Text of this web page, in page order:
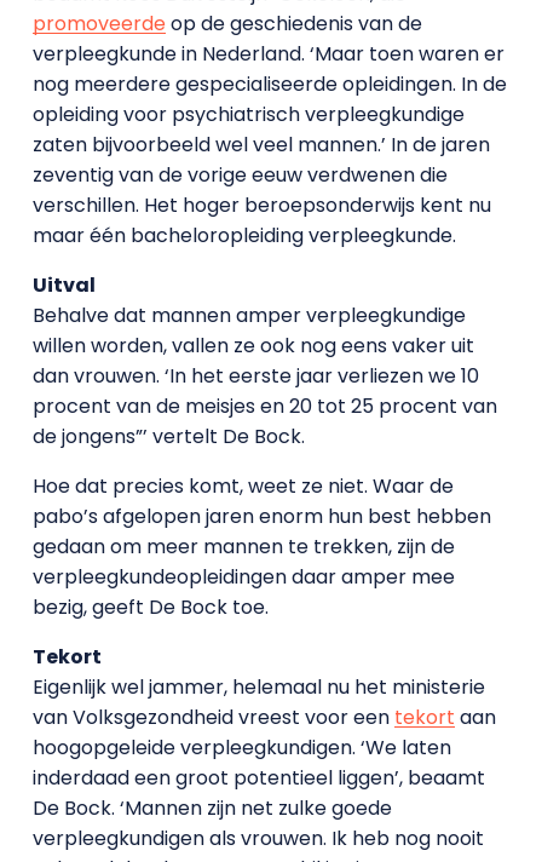
promoveerdeop de geschiedenis van de
verpleegkunde in Nederland. ‘Maar toen waren er
nog meerdere gespecialiseerde opleidingen. In de
opleiding voor psychiatrisch verpleegkundige
zaten bijvoorbeeld wel veel mannen.’ In de jaren
zeventig van de vorige eeuw verdwenen die
verschillen. Het hoger beroepsonderwijs kent nu
maar één bacheloropleiding verpleegkunde.
Uitval
Behalve dat mannen amper verpleegkundige
willen worden, vallen ze ook nog eens vaker uit
dan vrouwen. ‘In het eerste jaar verliezen we 10
procent van de meisjes en 20 tot 25 procent van
de jongens”’ vertelt De Bock.
Hoe dat precies komt, weet ze niet. Waar de
pabo’s afgelopen jaren enorm hun best hebben
gedaan om meer mannen te trekken, zijn de
verpleegkundeopleidingen daar amper mee
bezig, geeft De Bock toe.
Tekort
Eigenlijk wel jammer, helemaal nu het ministerie
van Volksgezondheid vreest voor een tekort aan
hoogopgeleide verpleegkundigen. ‘We laten
inderdaad een groot potentieel liggen’, beaamt
De Bock. ‘Mannen zijn net zulke goede
verpleegkundigen als vrouwen. Ik heb nog nooit